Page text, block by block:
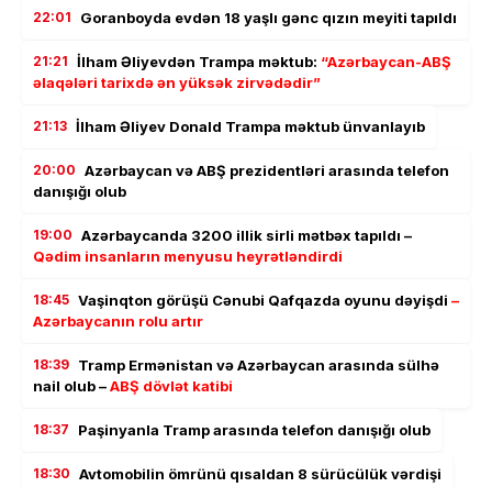
22:01 Goranboyda evdən 18 yaşlı gənc qızın meyiti tapıldı
21:21 İlham Əliyevdən Trampa məktub: “Azərbaycan-ABŞ
əlaqələri tarixdə ən yüksək zirvədədir”
21:13 İlham Əliyev Donald Trampa məktub ünvanlayıb
20:00 Azərbaycan və ABŞ prezidentləri arasında telefon
danışığı olub
19:00 Azərbaycanda 3200 illik sirli mətbəx tapıldı –
Qədim insanların menyusu heyrətləndirdi
18:45 Vaşinqton görüşü Cənubi Qafqazda oyunu dəyişdi –
Azərbaycanın rolu artır
18:39 Tramp Ermənistan və Azərbaycan arasında sülhə
nail olub –ABŞ dövlət katibi
18:37 Paşinyanla Tramp arasında telefon danışığı olub
18:30 Avtomobilin ömrünü qısaldan 8 sürücülük vərdişi